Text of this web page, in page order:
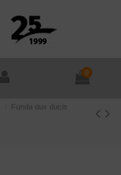
0
Funda dux ducis